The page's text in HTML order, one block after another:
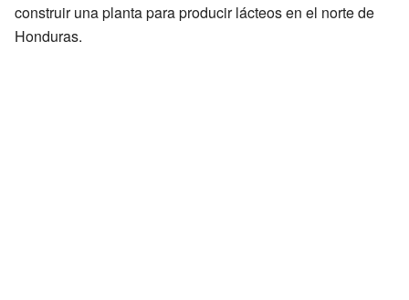
construir una planta para producir lácteos en el norte de
Honduras.